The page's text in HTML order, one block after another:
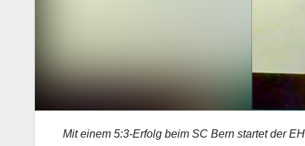
Mit einem 5:3-Erfolg beim SC Bern startet der